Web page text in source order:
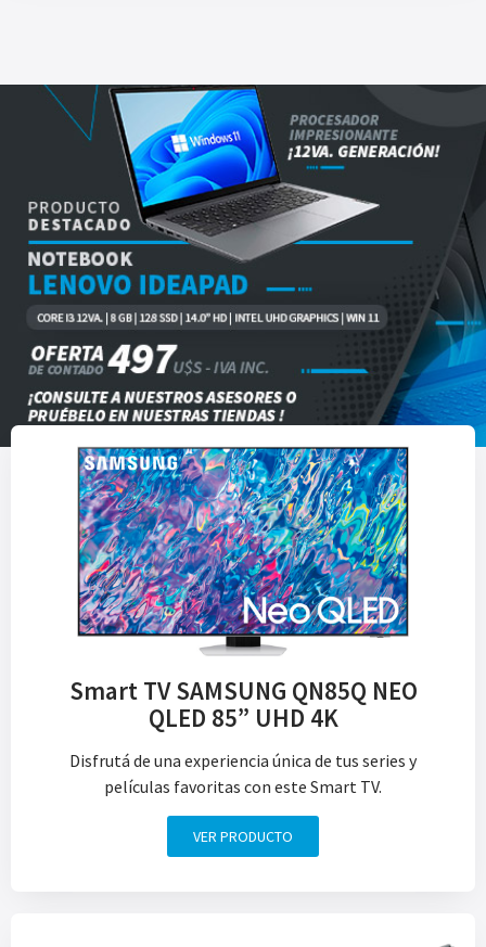
Smart TV SAMSUNG QN85Q NEO
QLED 85” UHD 4K
Disfrutá de una experiencia única de tus series y
películas favoritas con este Smart TV.
VER PRODUCTO